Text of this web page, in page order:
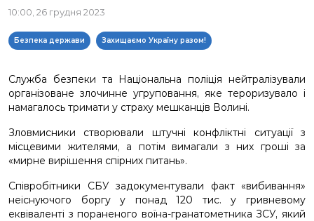
10:00, 26 грудня 2023
Безпека держави Захищаємо Україну разом!
Служба безпеки та Національна поліція нейтралізували
організоване злочинне угруповання, яке тероризувало і
намагалось тримати у страху мешканців Волині.
Зловмисники створювали штучні конфліктні ситуації з
місцевими жителями, а потім вимагали з них гроші за
«мирне вирішення спірних питань».
Співробітники СБУ задокументували факт «вибивання»
неіснуючого боргу у понад 120 тис. у гривневому
еквіваленті з пораненого воїна-гранатометника ЗСУ, який